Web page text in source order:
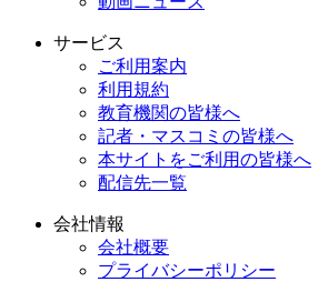
サービス
ご利用案内
利用規約
教育機関の皆様へ
記者・マスコミの皆様へ
本サイトをご利用の皆様へ
配信先一覧
会社情報
会社概要
プライバシーポリシー